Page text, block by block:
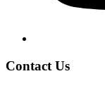
Contact Us